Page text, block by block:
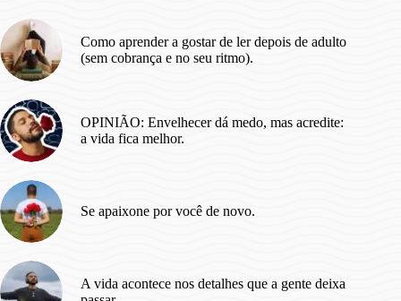
Como aprender a gostar de ler depois de adulto
(sem cobrança e no seu ritmo).
OPINIÃO: Envelhecer dá medo, mas acredite:
a vida fica melhor.
Se apaixone por você de novo.
A vida acontece nos detalhes que a gente deixa